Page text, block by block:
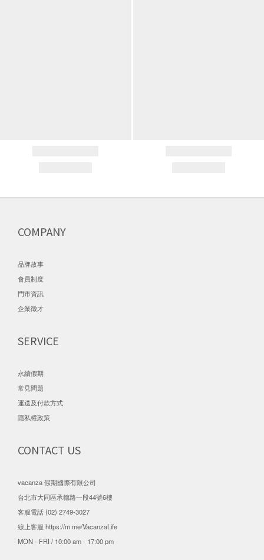
COMPANY
品牌故事
會員制度
門市資訊
企業徵才
SERVICE
永續假期
常見問題
運送及付款方式
隱私權政策
CONTACT US
vacanza 假期國際有限公司
台北市大同區承德路一段44號6樓
客服電話 (02) 2749-3027
線上客服 https://m.me/VacanzaLife
MON - FRI / 10:00 am - 17:00 pm